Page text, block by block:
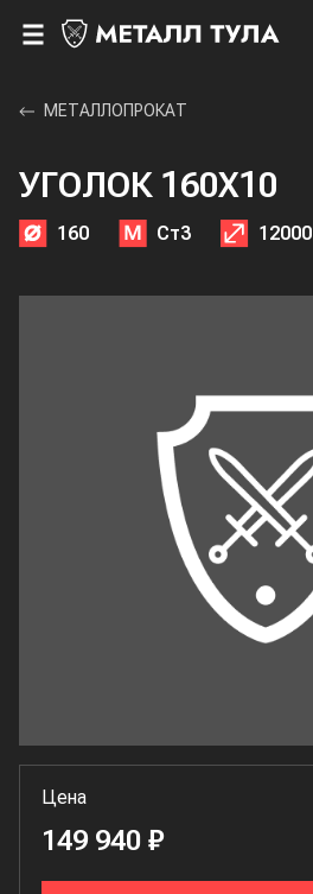
МЕТАЛЛОПРОКАТ
УГОЛОК 160X10
160 Ст3 12000
Цена
149 940 ₽